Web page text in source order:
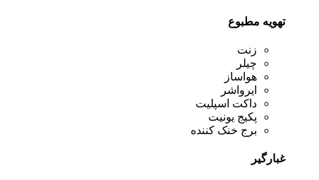
تهویه مطبوع
زنت
چیلر
هواساز
ایرواشر
داکت اسپلیت
پکیج یونیت
برج خنک کننده
غبارگیر